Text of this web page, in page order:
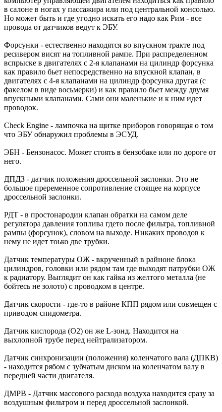
в салоне в ногах у пассажира или под центральной консолью.
Но может быть и где угодно искать его надо как Рим - все
провода от датчиков ведут к ЭБУ.
Форсунки - естественно находятся во впускном тракте под
ресивером висят на топливной рампе. При распределенном
вспрыске в двигателях с 2-я клапанами на цилиндр форсунка
как правило бьет непосредственно на впускной клапан, в
двигателях с 4-я клапанами на цилиндр форсунка другая (с
факелом в виде восьмерки) и как правило бьет между двумя
впускными клапанами. Сами они маленькие и к ним идет
проводок.
Check Engine - лампочка на щитке приборов говорящая о том
что ЭБУ обнаружил проблемы в ЭСУД.
ЭБН - Бензонасос. Может стоять в бензобаке или по дороге от
него.
ДПДЗ - датчик положения дроссельной заслонки. Это не
большое преременное сопротивление стоящее на корпусе
дроссельной заслонки.
РДТ - в простонародии клапан обратки на самом деле
регулятора давления топлива гдето после фильтра, топливной
рампы (форсунок), словом на выходе. Никаких проводов к
нему не идет тоько две трубки.
Датчик температуры ОЖ - вкрученный в райноне блока
цилиндров, головки или рядом там где выходят патрубки ОЖ
к радиатору. Выглядит он как гайка из желтого металла (не
бойтесь не золото) с проводком в центре.
Датчик скорости - где-то в районе КПП рядом или совмещен с
приводом спидометра.
Датчик кислорода (O2) он же L-зонд. Находится на
выхлопной трубе перед нейтрализатором.
Датчик синхронизации (положения) коленчатого вала (ДПКВ)
- находится рябом с зубчатым диском на коленчатом валу в
передней части двигателя.
ДМРВ - Датчик массового расхода воздуха находится сразу за
воздушным фильтром и перед дроссельной заслонкой.